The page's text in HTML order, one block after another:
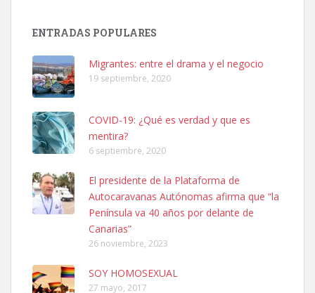
Leales.org » Gran Canaria
Ninfa perdida
El día 5 se los perdió una ninfa papillera, asustada tiene miedo a la
calle, se perdió por la zon...
Leales.org » Gran Canaria
6.7.2025
ENTRADAS POPULARES
Migrantes: entre el drama y el negocio
19 septiembre, 2020
COVID-19: ¿Qué es verdad y que es
mentira?
6 septiembre, 2020
El presidente de la Plataforma de
Autocaravanas Autónomas afirma que “la
Península va 40 años por delante de
Canarias”
26 noviembre, 2023
SOY HOMOSEXUAL
27 mayo, 2017